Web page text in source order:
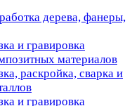
дерева, фанеры,
и гравировка
материалов
раскройка, сварка и
и гравировка